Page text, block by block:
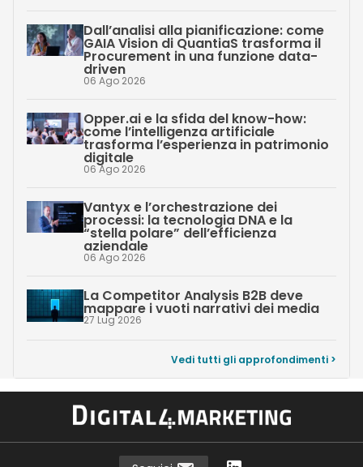
Dall’analisi alla pianificazione: come
GAIA Vision di QuantiaS trasforma il
Procurement in una funzione data-
driven
06 Ago 2026
Opper.ai e la sfida del know-how:
come l’intelligenza artificiale
trasforma l’esperienza in patrimonio
digitale
06 Ago 2026
Vantyx e l’orchestrazione dei
processi: la tecnologia DNA e la
“stella polare” dell’efficienza
aziendale
06 Ago 2026
La Competitor Analysis B2B deve
mappare i vuoti narrativi dei media
27 Lug 2026
Vedi tutti gli approfondimenti >